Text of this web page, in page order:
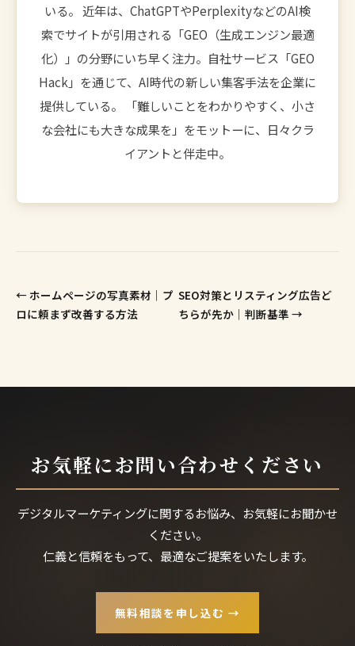
いる。 近年は、ChatGPTやPerplexityなどのAI検
索でサイトが引用される「GEO（生成エンジン最適
化）」の分野にいち早く注力。自社サービス「GEO
Hack」を通じて、AI時代の新しい集客手法を企業に
提供している。 「難しいことをわかりやすく、小さ
な会社にも大きな成果を」をモットーに、日々クラ
イアントと伴走中。
← ホームページの写真素材｜プ
ロに頼まず改善する方法
SEO対策とリスティング広告ど
ちらが先か｜判断基準 →
お気軽にお問い合わせください
デジタルマーケティングに関するお悩み、お気軽にお聞かせ
ください。
仁義と信頼をもって、最適なご提案をいたします。
無料相談を申し込む →